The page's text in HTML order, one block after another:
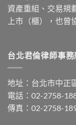
資產重組、交易規
上市（櫃），也曾
台北君倫律師事務
地址：台北市中正
電話：02-2758-
傳真：02-2758-